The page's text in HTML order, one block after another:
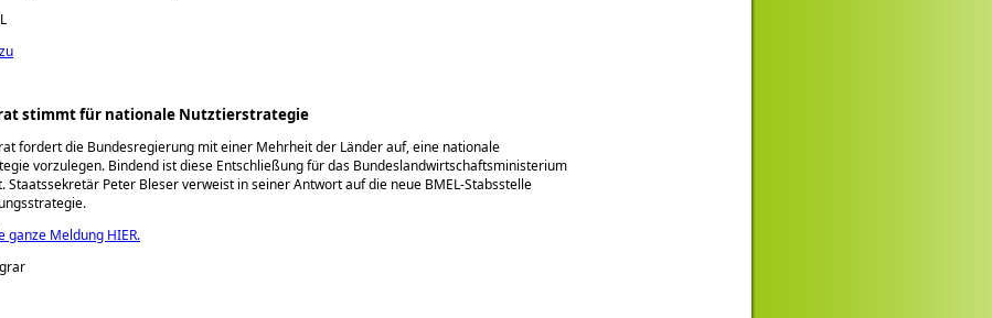
stimmt für nationale Nutztierstrategie
fordert die Bundesregierung mit einer Mehrheit der Länder auf, eine nationale
vorzulegen. Bindend ist diese Entschließung für das Bundeslandwirtschaftsministerium
Staatssekretär Peter Bleser verweist in seiner Antwort auf die neue BMEL-Stabsstelle
ganze Meldung HIER.